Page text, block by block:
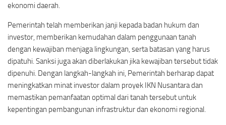
ekonomi daerah.
Pemerintah telah memberikan janji kepada badan hukum dan
investor, memberikan kemudahan dalam penggunaan tanah
dengan kewajiban menjaga lingkungan, serta batasan yang harus
dipatuhi. Sanksi juga akan diberlakukan jika kewajiban tersebut tidak
dipenuhi. Dengan langkah-langkah ini, Pemerintah berharap dapat
meningkatkan minat investor dalam proyek IKN Nusantara dan
memastikan pemanfaatan optimal dari tanah tersebut untuk
kepentingan pembangunan infrastruktur dan ekonomi regional.